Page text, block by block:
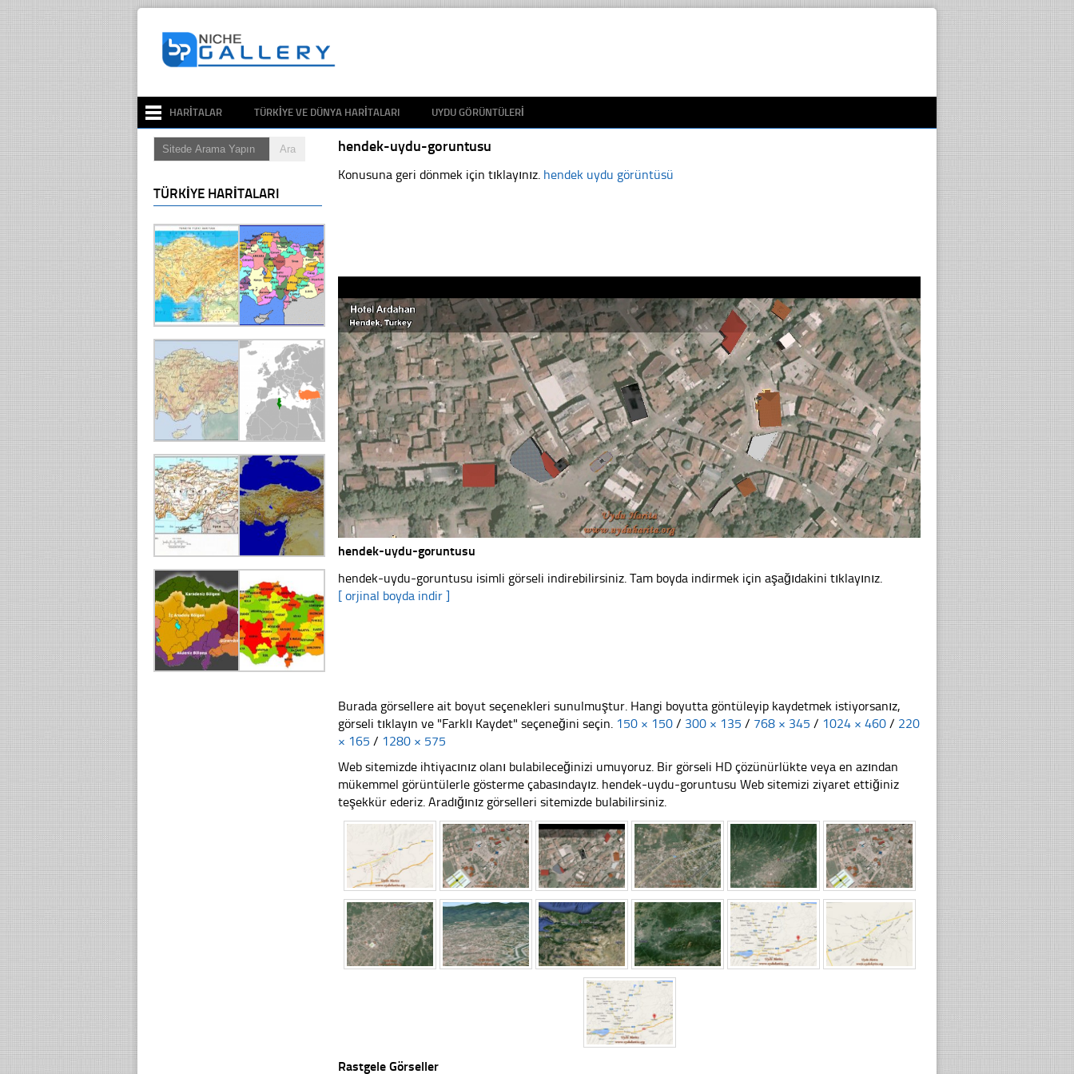
HARITALAR TÜRKIYE VE DÜNYA HARITALARI UYDU GÖRÜNTÜLERI
hendek-uydu-goruntusu
Konusuna geri dönmek için tıklayınız. hendek uydu görüntüsü
hendek-uydu-goruntusu
hendek-uydu-goruntusu isimli görseli indirebilirsiniz. Tam boyda indirmek için aşağıdakini tıklayınız.
[ orjinal boyda indir ]
Burada görsellere ait boyut seçenekleri sunulmuştur. Hangi boyutta göntüleyip kaydetmek istiyorsanız,
görseli tıklayın ve "Farklı Kaydet" seçeneğini seçin. 150 × 150 / 300 × 135 / 768 × 345 / 1024 × 460 / 220
× 165 / 1280 × 575
Web sitemizde ihtiyacınız olanı bulabileceğinizi umuyoruz. Bir görseli HD çözünürlükte veya en azından
mükemmel görüntülerle gösterme çabasındayız. hendek-uydu-goruntusu Web sitemizi ziyaret ettiğiniz
teşekkür ederiz. Aradığınız görselleri sitemizde bulabilirsiniz.
Rastgele Görseller
TÜRKIYE HARITALARI